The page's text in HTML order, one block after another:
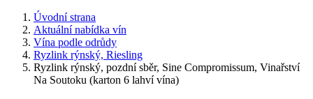
Úvodní strana
Aktuální nabídka vín
Vína podle odrůdy
Ryzlink rýnský, Riesling
Ryzlink rýnský, pozdní sběr, Sine Compromissum, Vinařství
Na Soutoku (karton 6 lahví vína)